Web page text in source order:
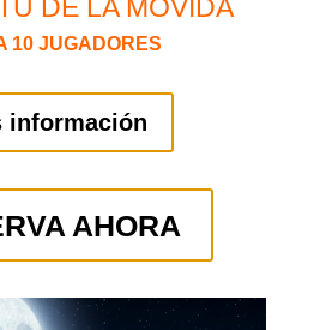
DE LA MOVIDA
10 JUGADORES
información
AHORA